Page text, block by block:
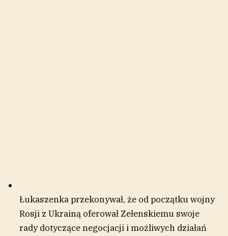
Łukaszenka przekonywał, że od początku wojny
Rosji z Ukrainą oferował Zełenskiemu swoje
rady dotyczące negocjacji i możliwych działań